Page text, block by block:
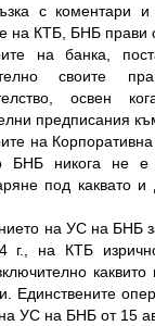
с коментари
на КТБ, БНБ прави
на банка,
своите
освен
предписания
на
БНБ никога не е
под
на УС на БНБ
г., на КТБ
Единствените
УС на БНБ от 15